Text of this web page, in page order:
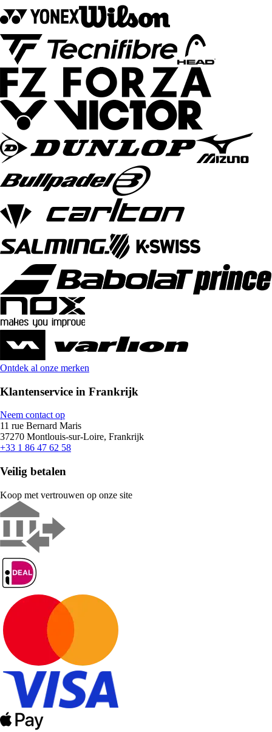
Ontdek al onze merken
Klantenservice in Frankrijk
Neem contact op
11 rue Bernard Maris
37270 Montlouis-sur-Loire, Frankrijk
+33 1 86 47 62 58
Veilig betalen
Koop met vertrouwen op onze site